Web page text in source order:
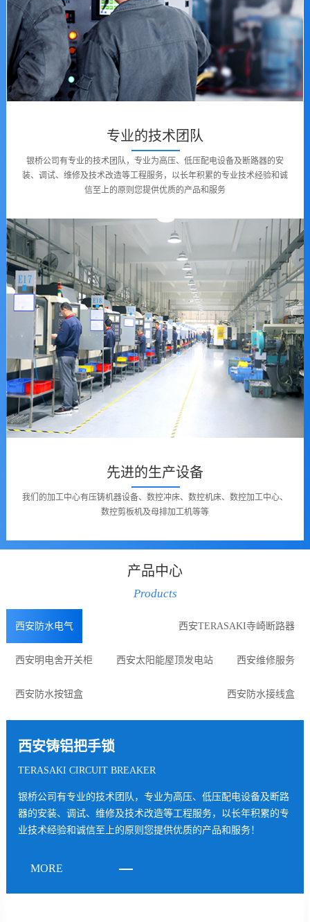
专业的技术团队
银桥公司有专业的技术团队，专业为高压、低压配电设备及断路器的安
装、调试、维修及技术改造等工程服务，以长年积累的专业技术经验和诚
信至上的原则您提供优质的产品和服务
先进的生产设备
我们的加工中心有压铸机器设备、数控冲床、数控机床、数控加工中心、
数控剪板机及母排加工机等等
产品中心
Products
西安防水电气 西安TERASAKI寺崎断路器
西安明电舍开关柜 西安太阳能屋顶发电站 西安维修服务
西安防水按钮盒 西安防水接线盒
西安铸铝把手锁
TERASAKI CIRCUIT BREAKER
银桥公司有专业的技术团队，专业为高压、低压配电设备及断路
器的安装、调试、维修及技术改造等工程服务，以长年积累的专
业技术经验和诚信至上的原则您提供优质的产品和服务！
MORE